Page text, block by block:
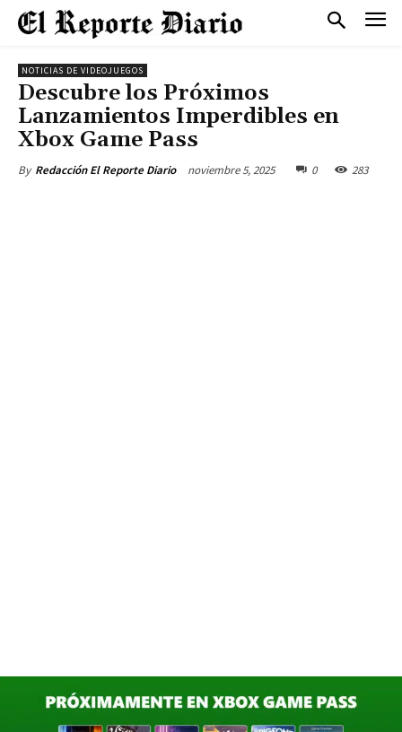
NOTICIAS DE VIDEOJUEGOS
Descubre los Próximos
Lanzamientos Imperdibles en
Xbox Game Pass
By Redacción El Reporte Diario noviembre 5, 2025 0 283